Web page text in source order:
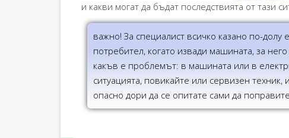
и какви могат да бъдат последствията от тази
важно! За специалист всичко казано по-
потребител, когато извади машината, за
какъв е проблемът: в машината или в
ситуацията, повикайте или сервизен
опасно дори да се опитате сами да